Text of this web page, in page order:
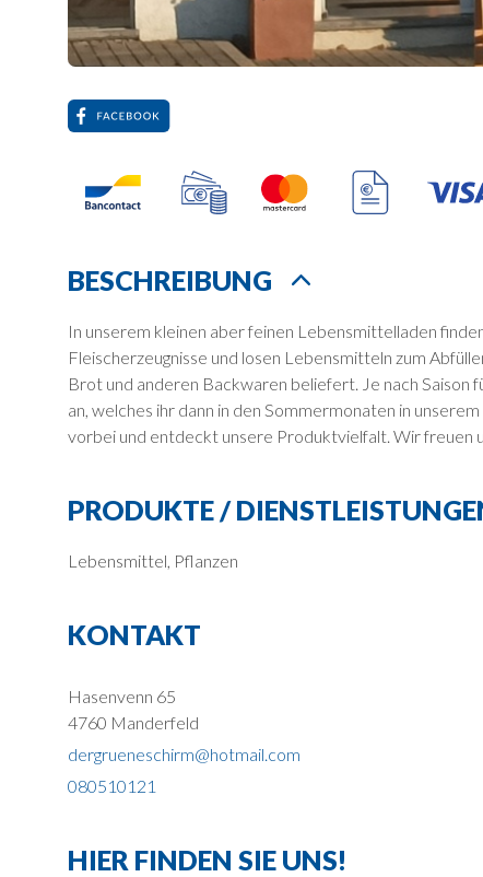
BESCHREIBUNG
In unserem kleinen aber feinen Lebensmittelladen
Fleischerzeugnisse und losen Lebensmitteln zum
Brot und anderen Backwaren beliefert. Je nach Saison
an, welches ihr dann in den Sommermonaten in
vorbei und entdeckt unsere Produktvielfalt. Wir freuen
PRODUKTE /
Lebensmittel, Pflanzen
KONTAKT
Hasenvenn 65
4760 Manderfeld
dergrueneschirm@hotmail.com
080510121
HIER FINDEN SIE UNS!